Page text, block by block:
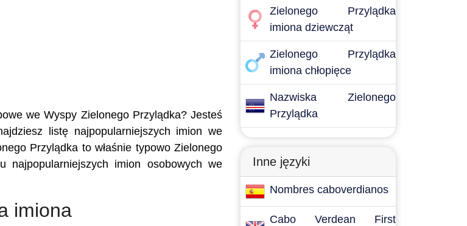
we Wyspy Zielonego Przylądka? Jesteś
listę najpopularniejszych imion we
Przylądka to właśnie typowo Zielonego
najpopularniejszych imion osobowych we
imiona
Zielonego Przylądka
imiona dziewcząt
Zielonego Przylądka
imiona chłopięce
Nazwiska Zielonego
Przylądka
Inne języki
Nombres caboverdianos
Cabo Verdean First